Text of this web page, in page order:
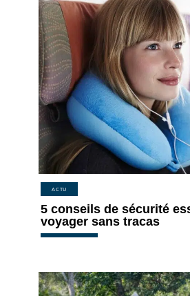
ACTU
5 conseils de sécurité
voyager sans tracas